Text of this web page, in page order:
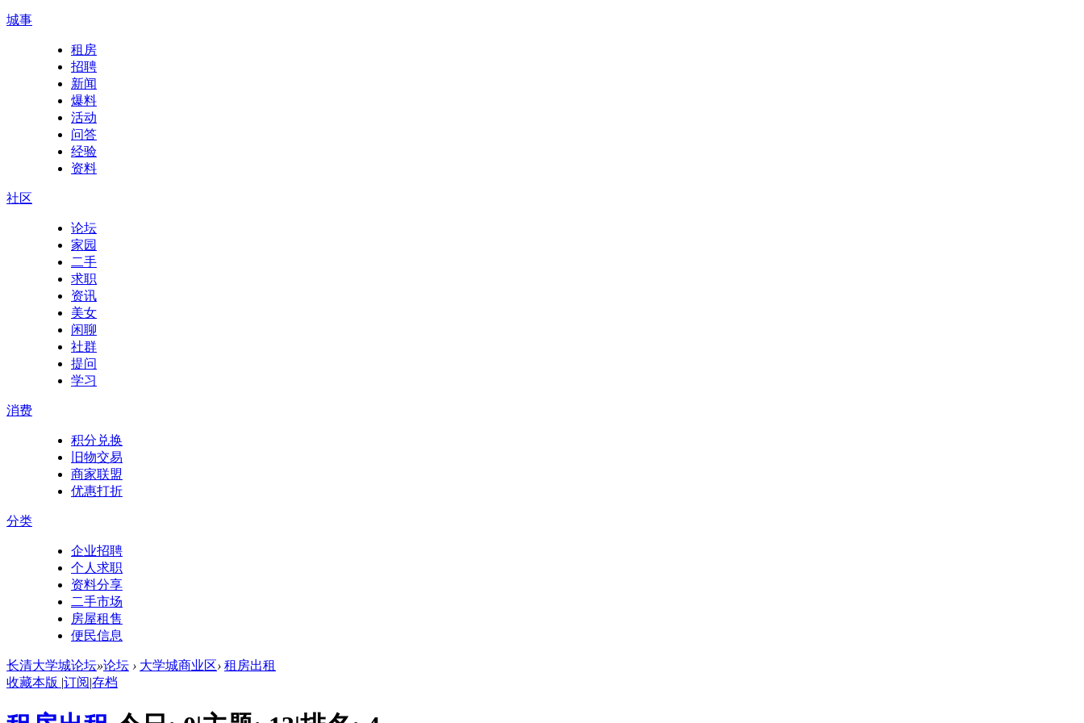
城事
租房
招聘
新闻
爆料
活动
问答
经验
资料
社区
论坛
家园
二手
求职
资讯
美女
闲聊
社群
提问
学习
消费
积分兑换
旧物交易
商家联盟
优惠打折
分类
企业招聘
个人求职
资料分享
二手市场
房屋租售
便民信息
长清大学城论坛»论坛 › 大学城商业区› 租房出租
收藏本版 |订阅|存档